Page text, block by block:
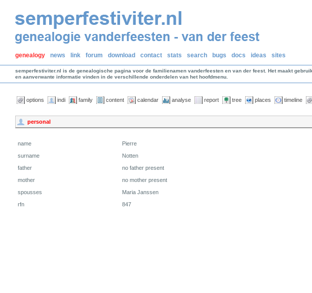
genealogy news link forum download contact stats search bugs docs ideas sites
semperfestiviter.nl is de genealogische pagina voor de familienamen vanderfeesten en van der feest. Het maakt
en aanverwante informatie vinden in de verschillende onderdelen van het hoofdmenu.
options indi family content calendar analyse report tree places timeline
personal
name
Pierre
surname
Notten
father
no father present
mother
no mother present
spousses
Maria Janssen
rfn
847